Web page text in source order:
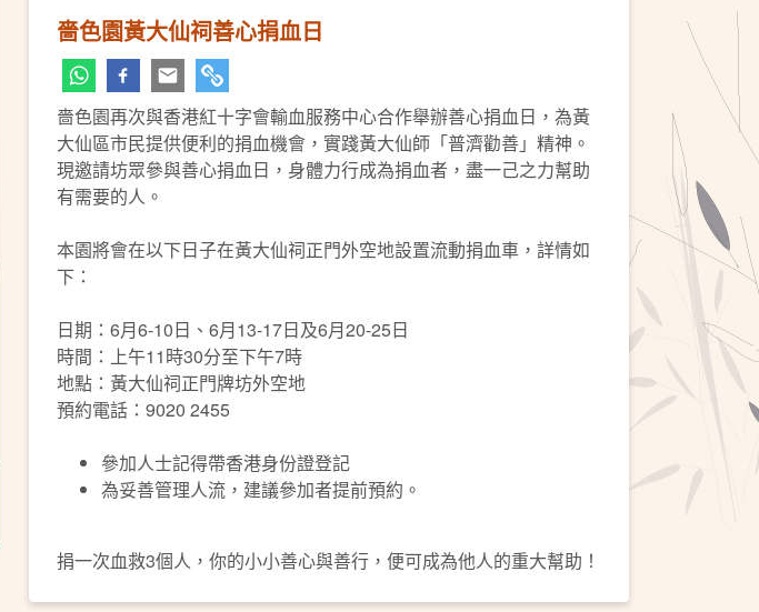
嗇色園黃大仙祠善心捐血日
嗇色園再次與香港紅十字會輸血服務中心合作舉辦善心捐血日，為黃
大仙區市民提供便利的捐血機會，實踐黃大仙師「普濟勸善」精神。
現邀請坊眾參與善心捐血日，身體力行成為捐血者，盡一己之力幫助
有需要的人。
本園將會在以下日子在黃大仙祠正門外空地設置流動捐血車，詳情如
下：
日期：6月6-10日、6月13-17日及6月20-25日
時間：上午11時30分至下午7時
地點：黃大仙祠正門牌坊外空地
預約電話：9020 2455
參加人士記得帶香港身份證登記
為妥善管理人流，建議參加者提前預約。
捐一次血救3個人，你的小小善心與善行，便可成為他人的重大幫助！